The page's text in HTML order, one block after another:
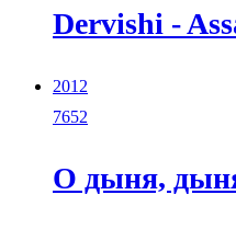
Dervishi -
2012
7652
О дыня,